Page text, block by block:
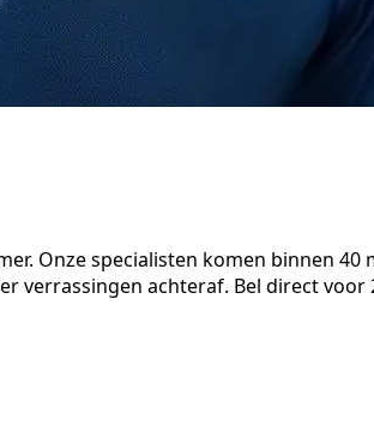
Onze specialisten komen binnen
verrassingen achteraf. Bel direct voor